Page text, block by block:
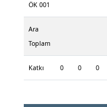
ÖK 001
Ara
Toplam
Katkı 0 0 0